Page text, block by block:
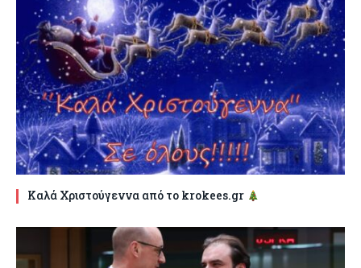
Καλά Χριστούγεννα από το krokees.gr